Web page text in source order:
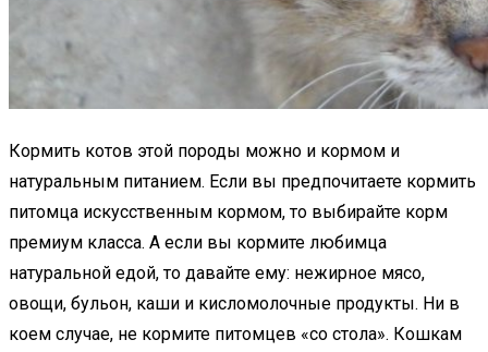
Кормить котов этой породы можно и кормом и
натуральным питанием. Если вы предпочитаете кормить
питомца искусственным кормом, то выбирайте корм
премиум класса. А если вы кормите любимца
натуральной едой, то давайте ему: нежирное мясо,
овощи, бульон, каши и кисломолочные продукты. Ни в
коем случае, не кормите питомцев «со стола». Кошкам